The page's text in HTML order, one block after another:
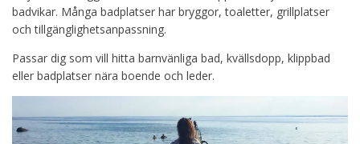
badvikar. Många badplatser har bryggor, toaletter, grillplatser
och tillgänglighetsanpassning.
Passar dig som vill hitta barnvänliga bad, kvällsdopp, klippbad
eller badplatser nära boende och leder.